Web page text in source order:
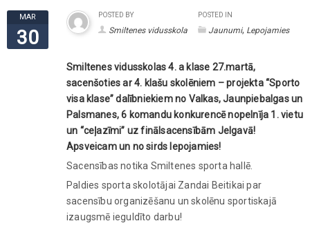
MAR
30
POSTED BY
Smiltenes vidusskola
POSTED IN
Jaunumi, Lepojamies
Smiltenes vidusskolas 4. a klase 27.martā,
sacenšoties ar 4. klašu skolēniem – projekta “Sporto
visa klase” dalībniekiem no Valkas, Jaunpiebalgas un
Palsmanes, 6 komandu konkurencē nopelnīja 1. vietu
un “ceļazīmi” uz finālsacensībām Jelgavā!
Apsveicam un no sirds lepojamies!
Sacensības notika Smiltenes sporta hallē.
Paldies sporta skolotājai Zandai Beitikai par
sacensību organizēšanu un skolēnu sportiskajā
izaugsmē ieguldīto darbu!